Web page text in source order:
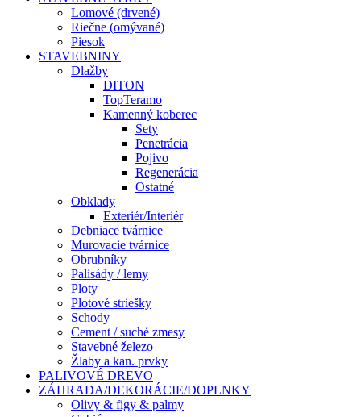
Lomové (drvené)
Riečne (omývané)
Piesok
STAVEBNINY
Dlažby
DITON
TopTeramo
Kamenný koberec
Sety
Penetrácia
Pojivo
Regenerácia
Ostatné
Obklady
Exteriér/Interiér
Debniace tvárnice
Murovacie tvárnice
Obrubníky
Palisády / lemy
Ploty
Plotové striešky
Schody
Cement / suché zmesy
Stavebné železo
Žlaby a kan. prvky
PALIVOVÉ DREVO
ZÁHRADA/DEKORÁCIE/DOPLNKY
Olivy & figy & palmy